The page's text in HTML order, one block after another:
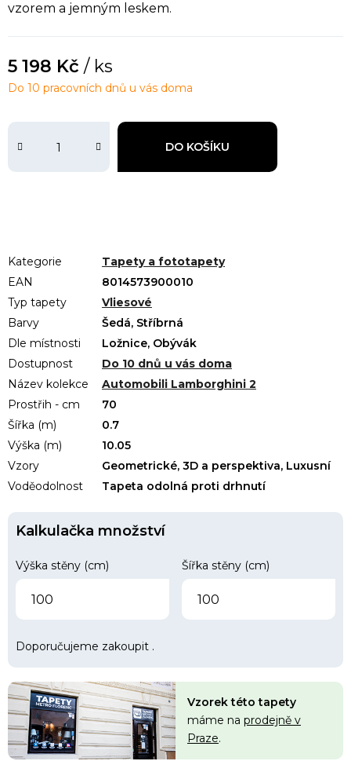
vzorem a jemným leskem.
5 198 Kč / ks
DO KOŠÍKU
Do 10 pracovních dnů u vás doma
Kategorie
Tapety a fototapety
EAN
8014573900010
Typ tapety
Vliesové
Barvy
Šedá, Stříbrná
Dle místnosti
Ložnice, Obývák
Dostupnost
Do 10 dnů u vás doma
Název kolekce
Automobili Lamborghini 2
Prostřih - cm
70
Šířka (m)
0.7
Výška (m)
10.05
Vzory
Geometrické, 3D a perspektiva, Luxusní
Voděodolnost
Tapeta odolná proti drhnutí
Kalkulačka množství
Výška stěny (cm) Šířka stěny (cm)
Doporučujeme zakoupit .
Vzorek této tapety
máme na prodejně v
Praze.